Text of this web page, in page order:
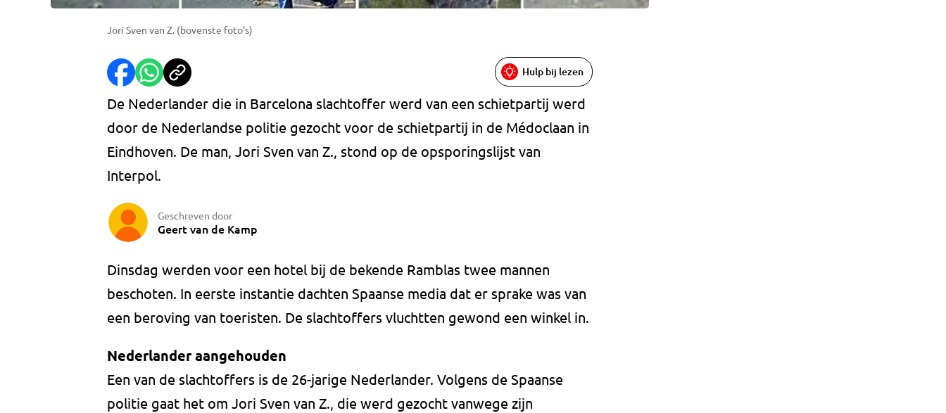
Jori Sven van Z. (bovenste foto's)
Hulp bij lezen
De Nederlander die in Barcelona slachtoffer werd van een schietpartij werd
door de Nederlandse politie gezocht voor de schietpartij in de Médoclaan in
Eindhoven. De man, Jori Sven van Z., stond op de opsporingslijst van
Interpol.
Geschreven door
Geert van de Kamp
Dinsdag werden voor een hotel bij de bekende Ramblas twee mannen
beschoten. In eerste instantie dachten Spaanse media dat er sprake was van
een beroving van toeristen. De slachtoffers vluchtten gewond een winkel in.
Nederlander aangehouden
Een van de slachtoffers is de 26-jarige Nederlander. Volgens de Spaanse
politie gaat het om Jori Sven van Z., die werd gezocht vanwege zijn